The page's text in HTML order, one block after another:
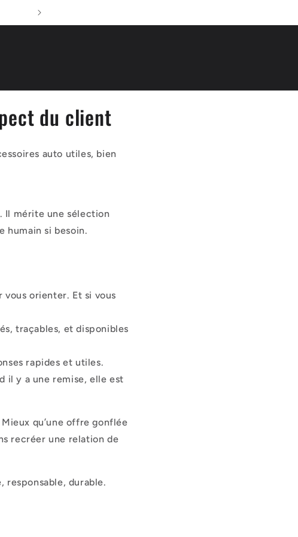
du client
auto utiles, bien
Il mérite une sélection
humain si besoin.
orienter. Et si vous
traçables, et disponibles
rapides et utiles.
il y a une remise, elle est
qu’une offre gonflée
recréer une relation de
responsable, durable.